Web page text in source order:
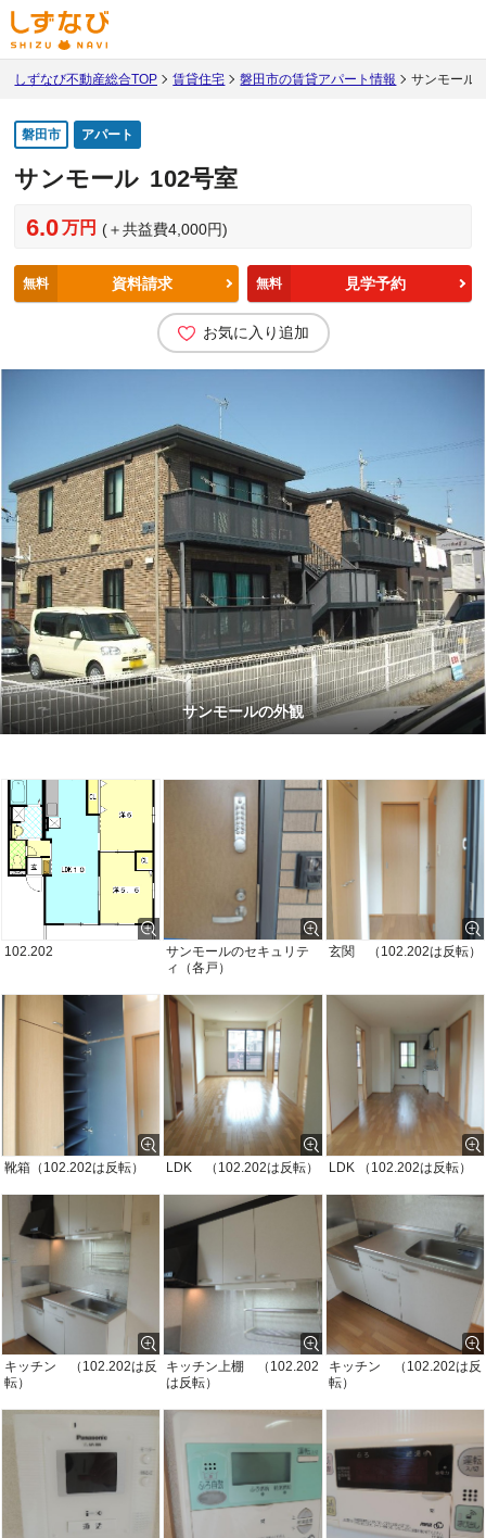
しずなび不動産総合TOP 賃貸住宅 磐田市の賃貸アパート情報 サンモール
磐田市 アパート
サンモール 102号室
6.0 万円 (＋共益費4,000円)
無料 資料請求 無料 見学予約
お気に入り追加
サンモールの外観
102.202
サンモールのセキュリテ
ィ（各戸）
玄関 （102.202は反転）
靴箱（102.202は反転） LDK （102.202は反転） LDK （102.202は反転）
キッチン （102.202は反
転）
キッチン上棚 （102.202
は反転）
キッチン （102.202は反
転）